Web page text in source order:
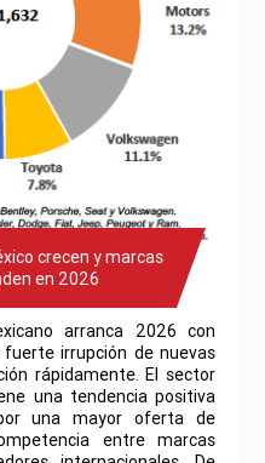
crecen y marcas
en 2026
arranca 2026 con
irrupción de nuevas
rápidamente. El sector
una tendencia positiva
una mayor oferta de
entre marcas